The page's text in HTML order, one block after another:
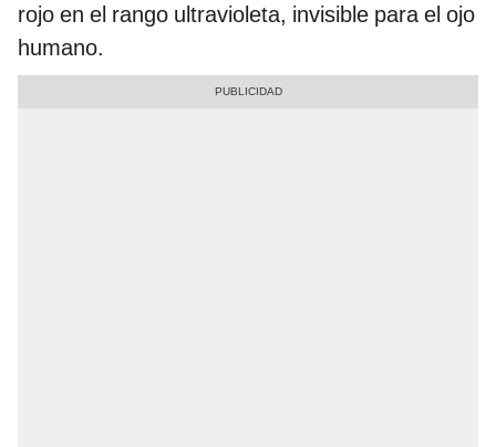
rojo en el rango ultravioleta, invisible para el ojo
humano.